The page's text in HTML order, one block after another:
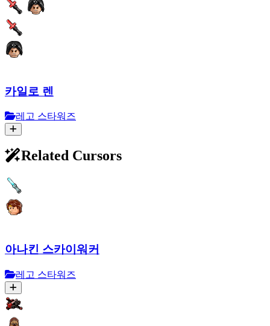
카일로 렌
레고 스타워즈
Related Cursors
아나킨 스카이워커
레고 스타워즈